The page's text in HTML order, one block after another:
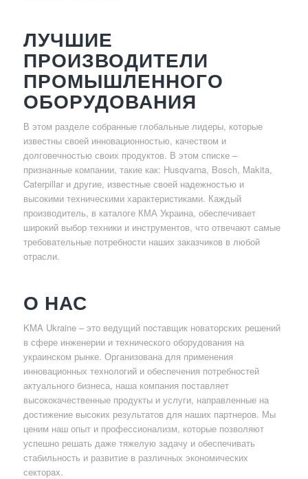
ЛУЧШИЕ
ПРОИЗВОДИТЕЛИ
ПРОМЫШЛЕННОГО
ОБОРУДОВАНИЯ
В этом разделе собранные глобальные лидеры, которые
известны своей инновационностью, качеством и
долговечностью своих продуктов. В этом списке –
признанные компании, такие как: Husqvarna, Bosch, Makita,
Caterpillar и другие, известные своей надежностью и
высокими техническими характеристиками. Каждый
производитель, в каталоге КМА Украина, обеспечивает
широкий выбор техники и инструментов, что отвечают самые
требовательные потребности наших заказчиков в любой
отрасли.
О НАС
KMA Ukraine – это ведущий поставщик новаторских решений
в сфере инженерии и технического оборудования на
украинском рынке. Организована для применения
инновационных технологий и обеспечения потребностей
актуального бизнеса, наша компания поставляет
высококачественные продукты и услуги, направленные на
достижение высоких результатов для наших партнеров. Мы
ценим наш опыт и профессионализм, которые позволяют
успешно решать даже тяжелую задачу и обеспечивать
стабильность и развитие в различных экономических
секторах.